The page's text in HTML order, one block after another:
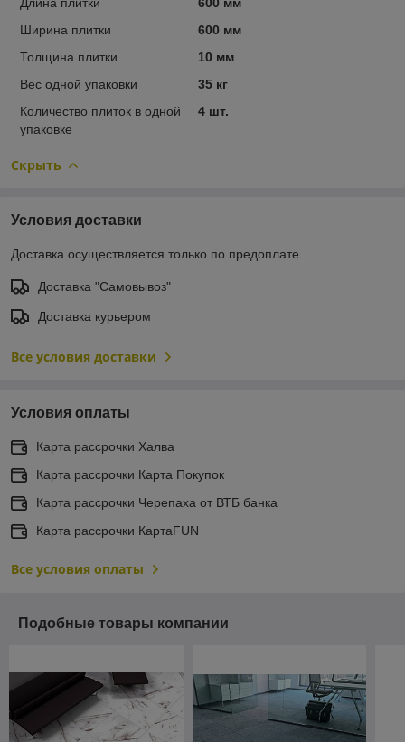
Ширина плитки
600 мм
Толщина плитки
10 мм
Вес одной упаковки
35 кг
Количество плиток в одной
упаковке
4 шт.
Скрыть
Условия доставки
Доставка осуществляется только по предоплате.
Доставка "Самовывоз"
Доставка курьером
Все условия доставки
Условия оплаты
Карта рассрочки Халва
Карта рассрочки Карта Покупок
Карта рассрочки Черепаха от ВТБ банка
Карта рассрочки КартаFUN
Все условия оплаты
Подобные товары компании